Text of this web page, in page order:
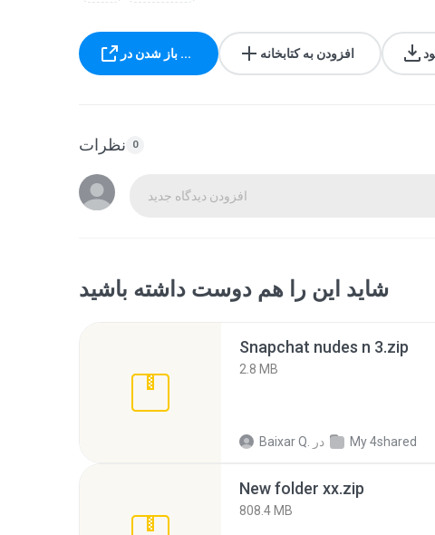
باز شدن در ... افزودن به کتابخانه
نظرات 0
افزودن دیدگاه جدید
شاید این را هم دوست داشته باشید
Snapchat nudes n 3.zip
2.8 MB
Baixar Q. در My 4shared
New folder xx.zip
808.4 MB